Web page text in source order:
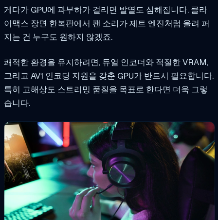
게다가 GPU에 과부하가 걸리면 발열도 심해집니다. 클라
이맥스 장면 한복판에서 팬 소리가 제트 엔진처럼 울려 퍼
지는 건 누구도 원하지 않겠죠.
쾌적한 환경을 유지하려면, 듀얼 인코더와 적절한 VRAM,
그리고 AV1 인코딩 지원을 갖춘 GPU가 반드시 필요합니다.
특히 고해상도 스트리밍 품질을 목표로 한다면 더욱 그렇
습니다.